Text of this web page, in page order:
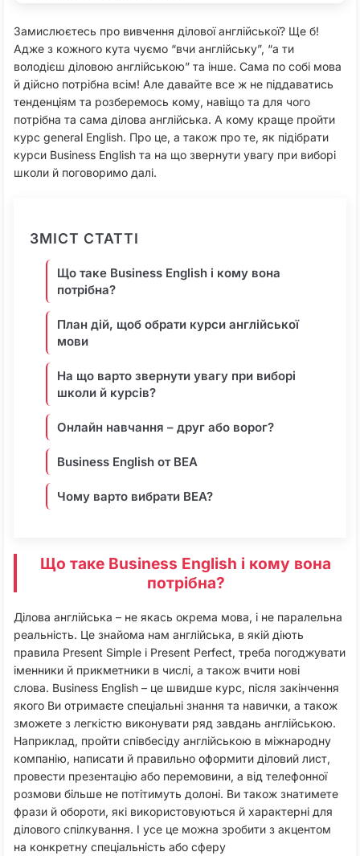
Замислюєтесь про вивчення ділової англійської? Ще б!
Адже з кожного кута чуємо “вчи англійську”, “а ти
володієш діловою англійською” та інше. Сама по собі мова
й дійсно потрібна всім! Але давайте все ж не піддаватись
тенденціям та розберемось кому, навіщо та для чого
потрібна та сама ділова англійська. А кому краще пройти
курс general English. Про це, а також про те, як підібрати
курси Business English та на що звернути увагу при виборі
школи й поговоримо далі.
ЗМІСТ СТАТТІ
Що таке Business English і кому вона
потрібна?
План дій, щоб обрати курси англійської
мови
На що варто звернути увагу при виборі
школи й курсів?
Онлайн навчання – друг або ворог?
Business English от BEA
Чому варто вибрати BEA?
Що таке Business English і кому вона
потрібна?
Ділова англійська – не якась окрема мова, і не паралельна
реальність. Це знайома нам англійська, в якій діють
правила Present Simple і Present Perfect, треба погоджувати
іменники й прикметники в числі, а також вчити нові
слова. Business English – це швидше курс, після закінчення
якого Ви отримаєте спеціальні знання та навички, а також
зможете з легкістю виконувати ряд завдань англійською.
Наприклад, пройти співбесіду англійською в міжнародну
компанію, написати й правильно оформити діловий лист,
провести презентацію або перемовини, а від телефонної
розмови більше не потітимуть долоні. Ви також знатимете
фрази й обороти, які використовуються й характерні для
ділового спілкування. І усе це можна зробити з акцентом
на конкретну спеціальність або сферу